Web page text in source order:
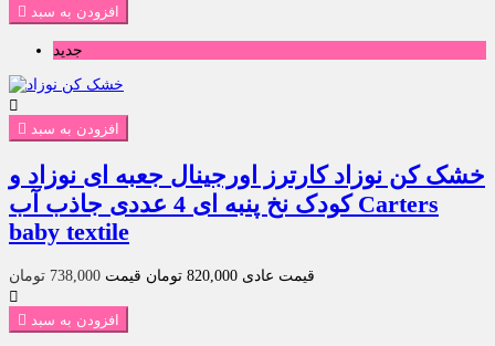
 افزودن به سبد
جدید

 افزودن به سبد
خشک کن نوزاد کارترز اورجینال جعبه ای نوزاد و
کودک نخ پنبه ای 4 عددی جاذب آب Carters
baby textile
قیمت عادی 820,000 تومان قیمت 738,000 تومان

 افزودن به سبد